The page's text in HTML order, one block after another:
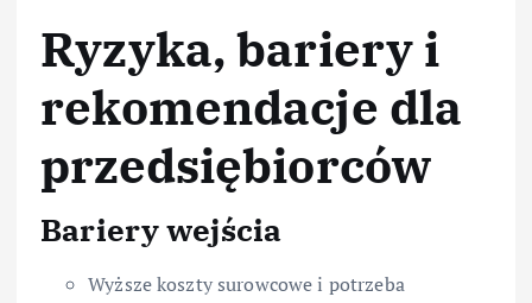
Ryzyka, bariery i
rekomendacje dla
przedsiębiorców
Bariery wejścia
Wyższe koszty surowcowe i potrzeba